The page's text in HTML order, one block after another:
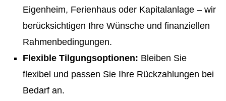
Eigenheim, Ferienhaus oder Kapitalanlage – wir
berücksichtigen Ihre Wünsche und finanziellen
Rahmenbedingungen.
Flexible Tilgungsoptionen: Bleiben Sie
flexibel und passen Sie Ihre Rückzahlungen bei
Bedarf an.